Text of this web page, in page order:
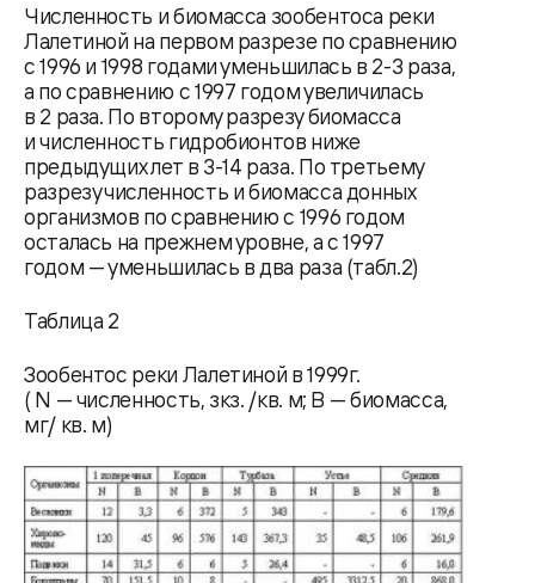
Численность и биомасса зообентоса реки
Лалетиной на первом разрезе по сравнению
с 1996 и 1998 годами уменьшилась в 2-3 раза,
а по сравнению с 1997 годом увеличилась
в 2 раза. По второму разрезу биомасса
и численность гидробионтов ниже
предыдущих лет в 3-14 раза. Пo третьему
разрезу численность и биомасса донных
организмов по сравнению с 1996 годом
осталась на прежнем уровне, а с 1997
годом — уменьшилась в два раза (табл.2)
Таблица 2
Зообентос реки Лалетиной в 1999г.
( N — численность, зкз. /кв. м; B — биомасса,
мг/ кв. м)